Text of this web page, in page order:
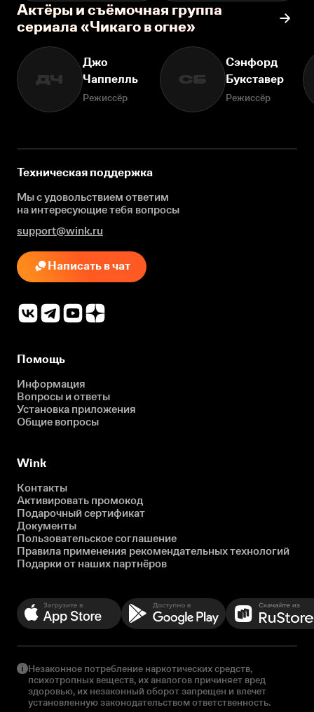
Актёры и съёмочная группа
сериала «Чикаго в огне»
ДЧ
Джо
Чаппелль
Режиссёр
СБ
Сэнфорд
Букставер
Режиссёр
Техническая поддержка
Мы с удовольствием ответим
на интересующиетебя вопросы
support@wink.ru
Написать в чат
Помощь
Информация
Вопросы и ответы
Установка приложения
Общие вопросы
Wink
Контакты
Активировать промокод
Подарочный сертификат
Документы
Пользовательское соглашение
Правила применения рекомендательных технологий
Подарки от наших партнёров
Незаконное потребление наркотических средств,
психотропных веществ, их аналогов причиняет вред
здоровью, их незаконный оборот запрещен и влечет
установленную законодательством ответственность.